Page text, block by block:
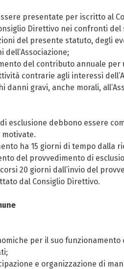
presentate per iscritto al
Direttivo nei confronti del
del presente statuto, degli
del contributo annuale
contrarie agli interessi
danni gravi, anche morali,
esclusione debbono essere
motivate.
ha 15 giorni di tempo dalla
del provvedimento di
20 giorni dall’invio del
dal Consiglio Direttivo.
per il suo
e organizzazione di